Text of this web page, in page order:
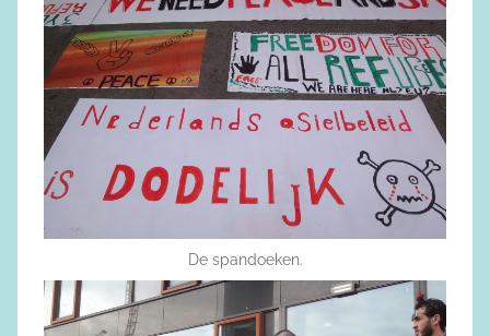
De spandoeken.